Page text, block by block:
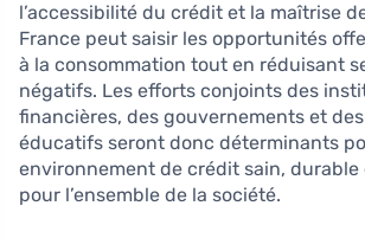
l’accessibilité du crédit et la maîtrise
France peut saisir les opportunités
à la consommation tout en réduisant
négatifs. Les efforts conjoints des
financières, des gouvernements et
éducatifs seront donc déterminants
environnement de crédit sain,
pour l’ensemble de la société.